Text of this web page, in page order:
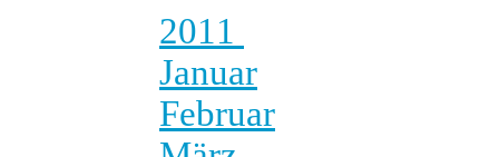
2011
Januar
Februar